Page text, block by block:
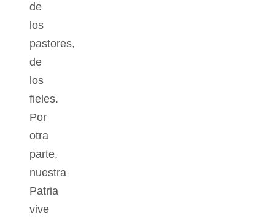
de
los
pastores,
de
los
fieles.
Por
otra
parte,
nuestra
Patria
vive